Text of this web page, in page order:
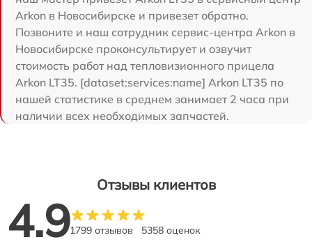
Arkon в Новосибирске и привезет обратно.
Позвоните и наш сотрудник сервис-центра Arkon в
Новосибирске проконсультирует и озвучит
стоимость работ над тепловизионного прицела
Arkon LT35. [dataset:services:name] Arkon LT35 по
нашей статистике в среднем занимает 2 часа при
наличии всех необходимых запчастей.
Отзывы клиентов
4.91799 отзывов 5358 оценок